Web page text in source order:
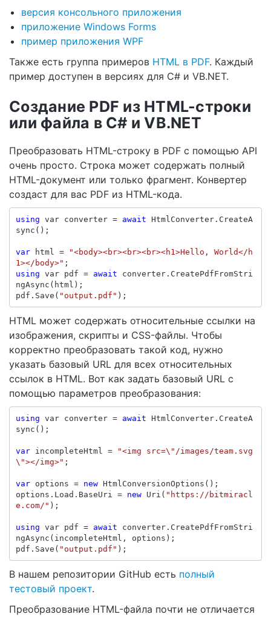
версия консольного приложения
приложение Windows Forms
пример приложения WPF
Также есть группа примеров HTML в PDF. Каждый
пример доступен в версиях для C# и VB.NET.
Создание PDF из HTML-строки
или файла в C# и VB.NET
Преобразовать HTML-строку в PDF с помощью API
очень просто. Строка может содержать полный
HTML-документ или только фрагмент. Конвертер
создаст для вас PDF из HTML-кода.
using var converter = await HtmlConverter. CreateA
sync ();
var html =
"<body><br><br><br><h1>Hello, World</h
1></body>" ;
using var pdf = await converter. CreatePdfFromStri
ngAsync ( html );
pdf . Save ( "output.pdf" );
HTML может содержать относительные ссылки на
изображения, скрипты и CSS-файлы. Чтобы
корректно преобразовать такой код, нужно
указать базовый URL для всех относительных
ссылок в HTML. Вот как задать базовый URL с
помощью параметров преобразования:
using var converter = await HtmlConverter. CreateA
sync ();
var incompleteHtml =
"<img src=\"/images/team.svg
\"></img>" ;
var options = new HtmlConversionOptions ();
options . Load . BaseUri = new Uri ( "https://bitmiracl
e.com/" );
using var pdf = await converter. CreatePdfFromStri
ngAsync ( incompleteHtml , options );
pdf . Save ( "output.pdf" );
В нашем репозитории GitHub есть полный
тестовый проект.
Преобразование HTML-файла почти не отличается